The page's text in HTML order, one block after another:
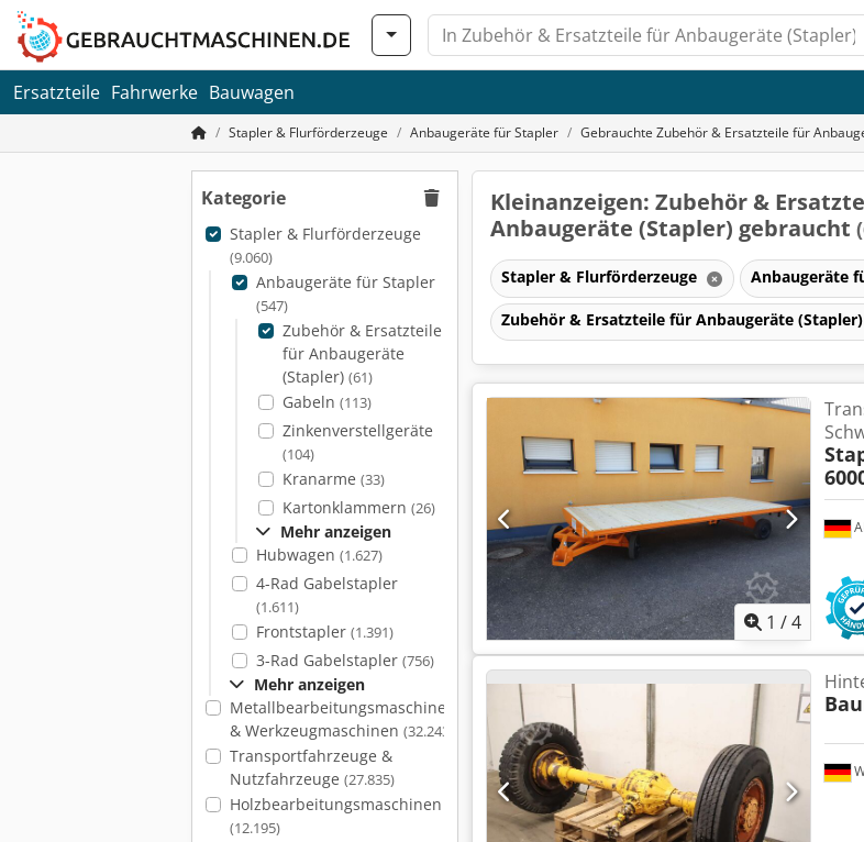
Ersatzteile Fahrwerke Bauwagen
Stapler & Flurförderzeuge Anbaugeräte für Stapler Gebrauchte Zubehör & Ersatzteile für
Kategorie
Stapler & Flurförderzeuge
(9.060)
Anbaugeräte für Stapler
(547)
Zubehör & Ersatzteile
für Anbaugeräte
(Stapler) (61)
Gabeln (113)
Zinkenverstellgeräte
(104)
Kranarme (33)
Kartonklammern (26)
Mehr anzeigen
Hubwagen (1.627)
4-Rad Gabelstapler
(1.611)
Frontstapler (1.391)
3-Rad Gabelstapler (756)
Mehr anzeigen
Metallbearbeitungsmaschinen
& Werkzeugmaschinen (32.243)
Transportfahrzeuge &
Nutzfahrzeuge (27.835)
Holzbearbeitungsmaschinen
(12.195)
Kleinanzeigen: Zubehör &
Anbaugeräte (Stapler) gebraucht
Stapler & Flurförderzeuge Anbaugeräte
Zubehör & Ersatzteile für Anbaugeräte (Stapler)
1 /4